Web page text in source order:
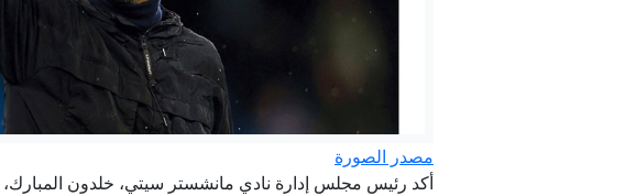
مسرح صدام
مصدر الصورة
أكد رئيس مجلس إدارة نادي مانشستر سيتي، خلدون المبارك،